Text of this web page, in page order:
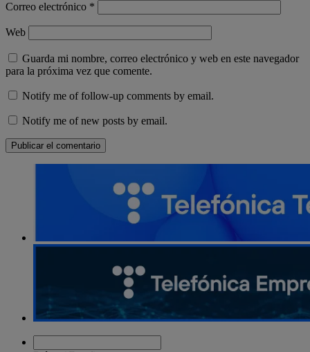
Correo electrónico *
Web
Guarda mi nombre, correo electrónico y web en este navegador
para la próxima vez que comente.
Notify me of follow-up comments by email.
Notify me of new posts by email.